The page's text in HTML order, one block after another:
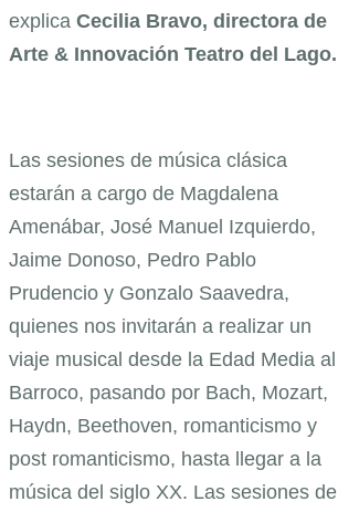
explica Cecilia Bravo, directora de
Arte & Innovación Teatro del Lago.
Las sesiones de música clásica
estarán a cargo de Magdalena
Amenábar, José Manuel Izquierdo,
Jaime Donoso, Pedro Pablo
Prudencio y Gonzalo Saavedra,
quienes nos invitarán a realizar un
viaje musical desde la Edad Media al
Barroco, pasando por Bach, Mozart,
Haydn, Beethoven, romanticismo y
post romanticismo, hasta llegar a la
música del siglo XX. Las sesiones de